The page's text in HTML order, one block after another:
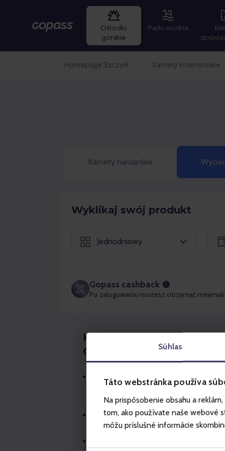
Súhlas
Táto webstránka používa
Na prispôsobenie obsahu a
tom, ako používate naše webové
môžu príslušné informácie
Gopass
Ośrodki
górskie
Parki wodne
Homepage Szczyrk Kamery internetowe
Karnety narciarskie
Wyklikaj swój produkt
Jednodniowy
Gopass cashback
Po zalogowaniu możesz otrzymać
Karnet turystyczny Kopa
Coaster
Karnet upoważnia do przejazdu w
koleją kanapową (B5) na Zbójnicką
grawitacyjną Salamandra Alpine
Kolej gondolowa (A1) kursuje:
kursuje: Hala Skrzyczeńska -